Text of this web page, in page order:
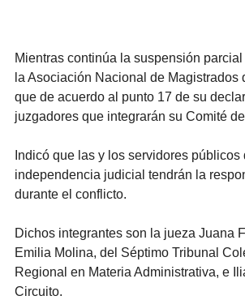
Mientras continúa la suspensión
la Asociación Nacional de
que de acuerdo al punto 17 de su
juzgadores que integrarán su Comité
Indicó que las y los servidores
independencia judicial tendrán la
durante el conflicto.
Dichos integrantes son la jueza Juana
Emilia Molina, del Séptimo Tribunal
Regional en Materia Administrativa, e
Circuito.